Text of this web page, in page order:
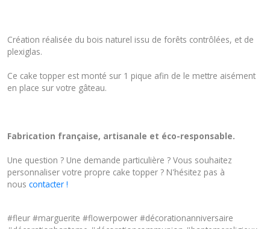
Création réalisée du bois naturel issu de forêts contrôlées, et de
plexiglas.
Ce cake topper est monté sur 1 pique afin de le mettre aisément
en place sur votre gâteau.
Fabrication française, artisanale et éco-responsable.
Une question ? Une demande particulière ? Vous souhaitez
personnaliser votre propre cake topper ? N'hésitez pas à
nous contacter !
#fleur #marguerite #flowerpower #décorationanniversaire